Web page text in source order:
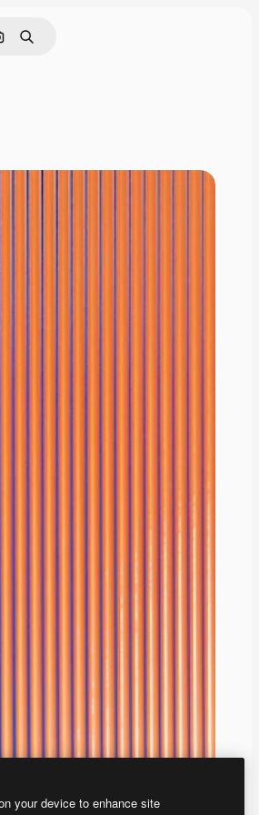
像で検索
検索
your device to enhance site